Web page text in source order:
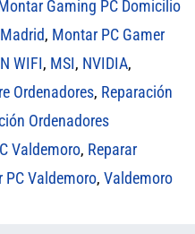
Gaming PC Domicilio
, Montar PC Gamer
WIFI, MSI, NVIDIA,
Ordenadores, Reparación
Ordenadores
Valdemoro, Reparar
PC Valdemoro, Valdemoro